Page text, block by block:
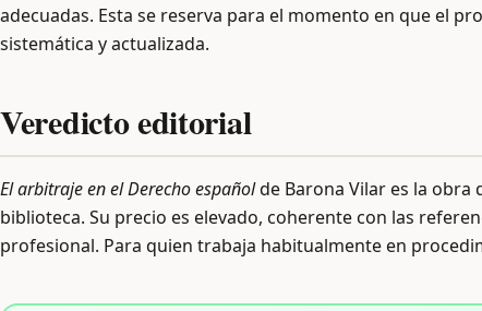
adecuadas. Esta se reserva para el momento en que el
sistemática y actualizada.
Veredicto editorial
El arbitraje en el Derecho españolde Barona Vilar es la obra
biblioteca. Su precio es elevado, coherente con las
profesional. Para quien trabaja habitualmente en